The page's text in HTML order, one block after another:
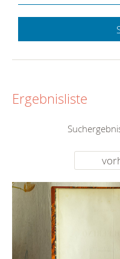
Ergebnisliste